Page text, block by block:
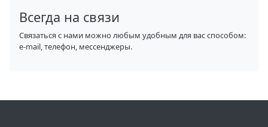
Всегда на связи
Связаться с нами можно любым удобным для вас способом:
e-mail, телефон, мессенджеры.